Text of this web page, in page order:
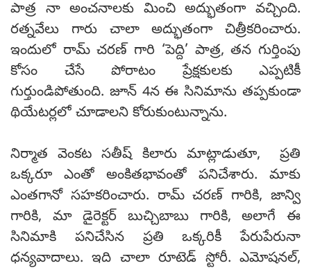
పాత్ర నా అంచనాలకు మించి అద్భుతంగా వచ్చింది.
రత్నవేలు గారు చాలా అద్భుతంగా చిత్రీకరించారు.
ఇందులో రామ్ చరణ్ గారి ‘పెద్ది’ పాత్ర, తన గుర్తింపు
కోసం చేసే పోరాటం ప్రేక్షకులకు ఎప్పటికీ
గుర్తుండిపోతుంది. జూన్ 4న ఈ సినిమాను తప్పకుండా
థియేటర్లలో చూడాలని కోరుకుంటున్నాను.
నిర్మాత వెంకట సతీష్ కిలారు మాట్లాడుతూ, ప్రతి
ఒక్కరూ ఎంతో అంకితభావంతో పనిచేశారు. మాకు
ఎంతగానో సహకరించారు. రామ్ చరణ్ గారికి, జాన్వి
గారికి, మా డైరెక్టర్ బుచ్చిబాబు గారికి, అలాగే ఈ
సినిమాకి పనిచేసిన ప్రతి ఒక్కరికీ పేరుపేరునా
ధన్యవాదాలు. ఇది చాలా రూటెడ్ స్టోరీ. ఎమోషనల్,